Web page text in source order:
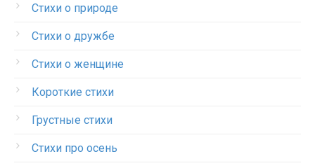
Стихи о природе
Стихи о дружбе
Стихи о женщине
Короткие стихи
Грустные стихи
Стихи про осень